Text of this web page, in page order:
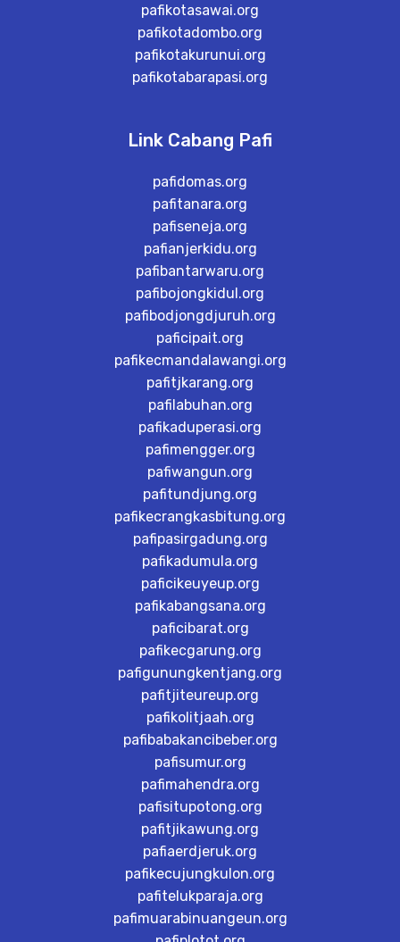
pafikotasawai.org
pafikotadombo.org
pafikotakurunui.org
pafikotabarapasi.org
Link Cabang Pafi
pafidomas.org
pafitanara.org
pafiseneja.org
pafianjerkidu.org
pafibantarwaru.org
pafibojongkidul.org
pafibodjongdjuruh.org
paficipait.org
pafikecmandalawangi.org
pafitjkarang.org
pafilabuhan.org
pafikaduperasi.org
pafimengger.org
pafiwangun.org
pafitundjung.org
pafikecrangkasbitung.org
pafipasirgadung.org
pafikadumula.org
paficikeuyeup.org
pafikabangsana.org
paficibarat.org
pafikecgarung.org
pafigunungkentjang.org
pafitjiteureup.org
pafikolitjaah.org
pafibabakancibeber.org
pafisumur.org
pafimahendra.org
pafisitupotong.org
pafitjikawung.org
pafiaerdjeruk.org
pafikecujungkulon.org
pafitelukparaja.org
pafimuarabinuangeun.org